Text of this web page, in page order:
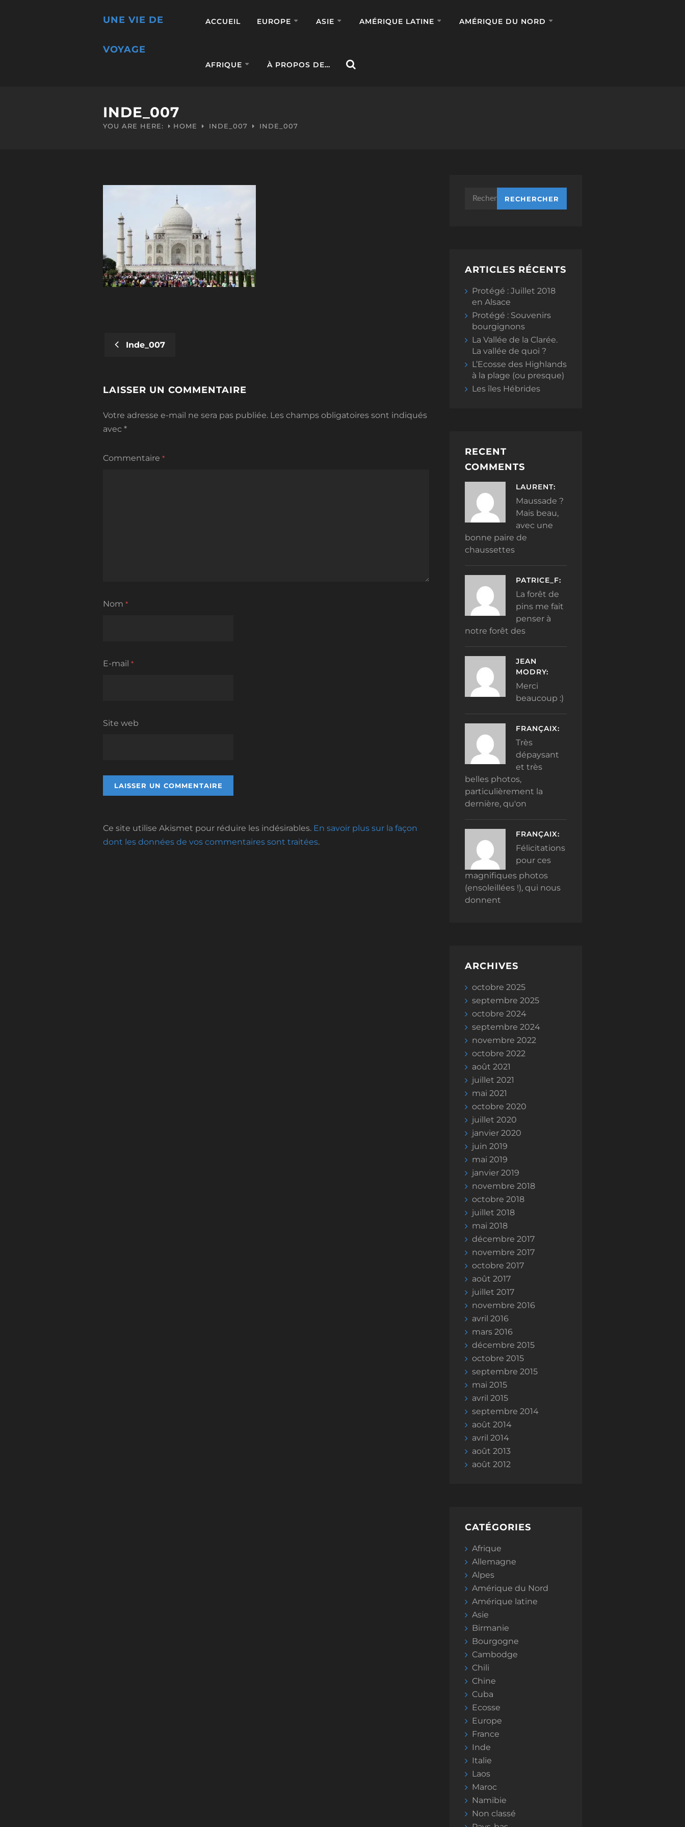
UNE VIE DE
VOYAGE
ACCUEIL EUROPE ASIE AMÉRIQUE LATINE AMÉRIQUE DU NORD
AFRIQUE À PROPOS DE…
INDE_007
YOU ARE HERE: HOME INDE_007 INDE_007
NAVIGATION
Inde_007
LAISSER UN COMMENTAIRE
Votre adresse e-mail ne sera pas publiée. Les champs obligatoires sont indiqués
avec *
Commentaire *
Nom *
E-mail *
Site web
Ce site utilise Akismet pour réduire les indésirables. En savoir plus sur la façon
dont les données de vos commentaires sont traitées.
Rechercher :
ARTICLES RÉCENTS
Protégé : Juillet 2018
en Alsace
Protégé : Souvenirs
bourgignons
La Vallée de la Clarée.
La vallée de quoi ?
L’Ecosse des Highlands
à la plage (ou presque)
Les îles Hébrides
RECENT
COMMENTS
LAURENT:
Maussade ?
Mais beau,
avec une
bonne paire de
chaussettes
PATRICE_F:
La forêt de
pins me fait
penser à
notre forêt des
JEAN
MODRY:
Merci
beaucoup :)
FRANÇAIX:
Très
dépaysant
et très
belles photos,
particulièrement la
dernière, qu'on
FRANÇAIX:
Félicitations
pour ces
magnifiques photos
(ensoleillées !), qui nous
donnent
ARCHIVES
octobre 2025
septembre 2025
octobre 2024
septembre 2024
novembre 2022
octobre 2022
août 2021
juillet 2021
mai 2021
octobre 2020
juillet 2020
janvier 2020
juin 2019
mai 2019
janvier 2019
novembre 2018
octobre 2018
juillet 2018
mai 2018
décembre 2017
novembre 2017
octobre 2017
août 2017
juillet 2017
novembre 2016
avril 2016
mars 2016
décembre 2015
octobre 2015
septembre 2015
mai 2015
avril 2015
septembre 2014
août 2014
avril 2014
août 2013
août 2012
CATÉGORIES
Afrique
Allemagne
Alpes
Amérique du Nord
Amérique latine
Asie
Birmanie
Bourgogne
Cambodge
Chili
Chine
Cuba
Ecosse
Europe
France
Inde
Italie
Laos
Maroc
Namibie
Non classé